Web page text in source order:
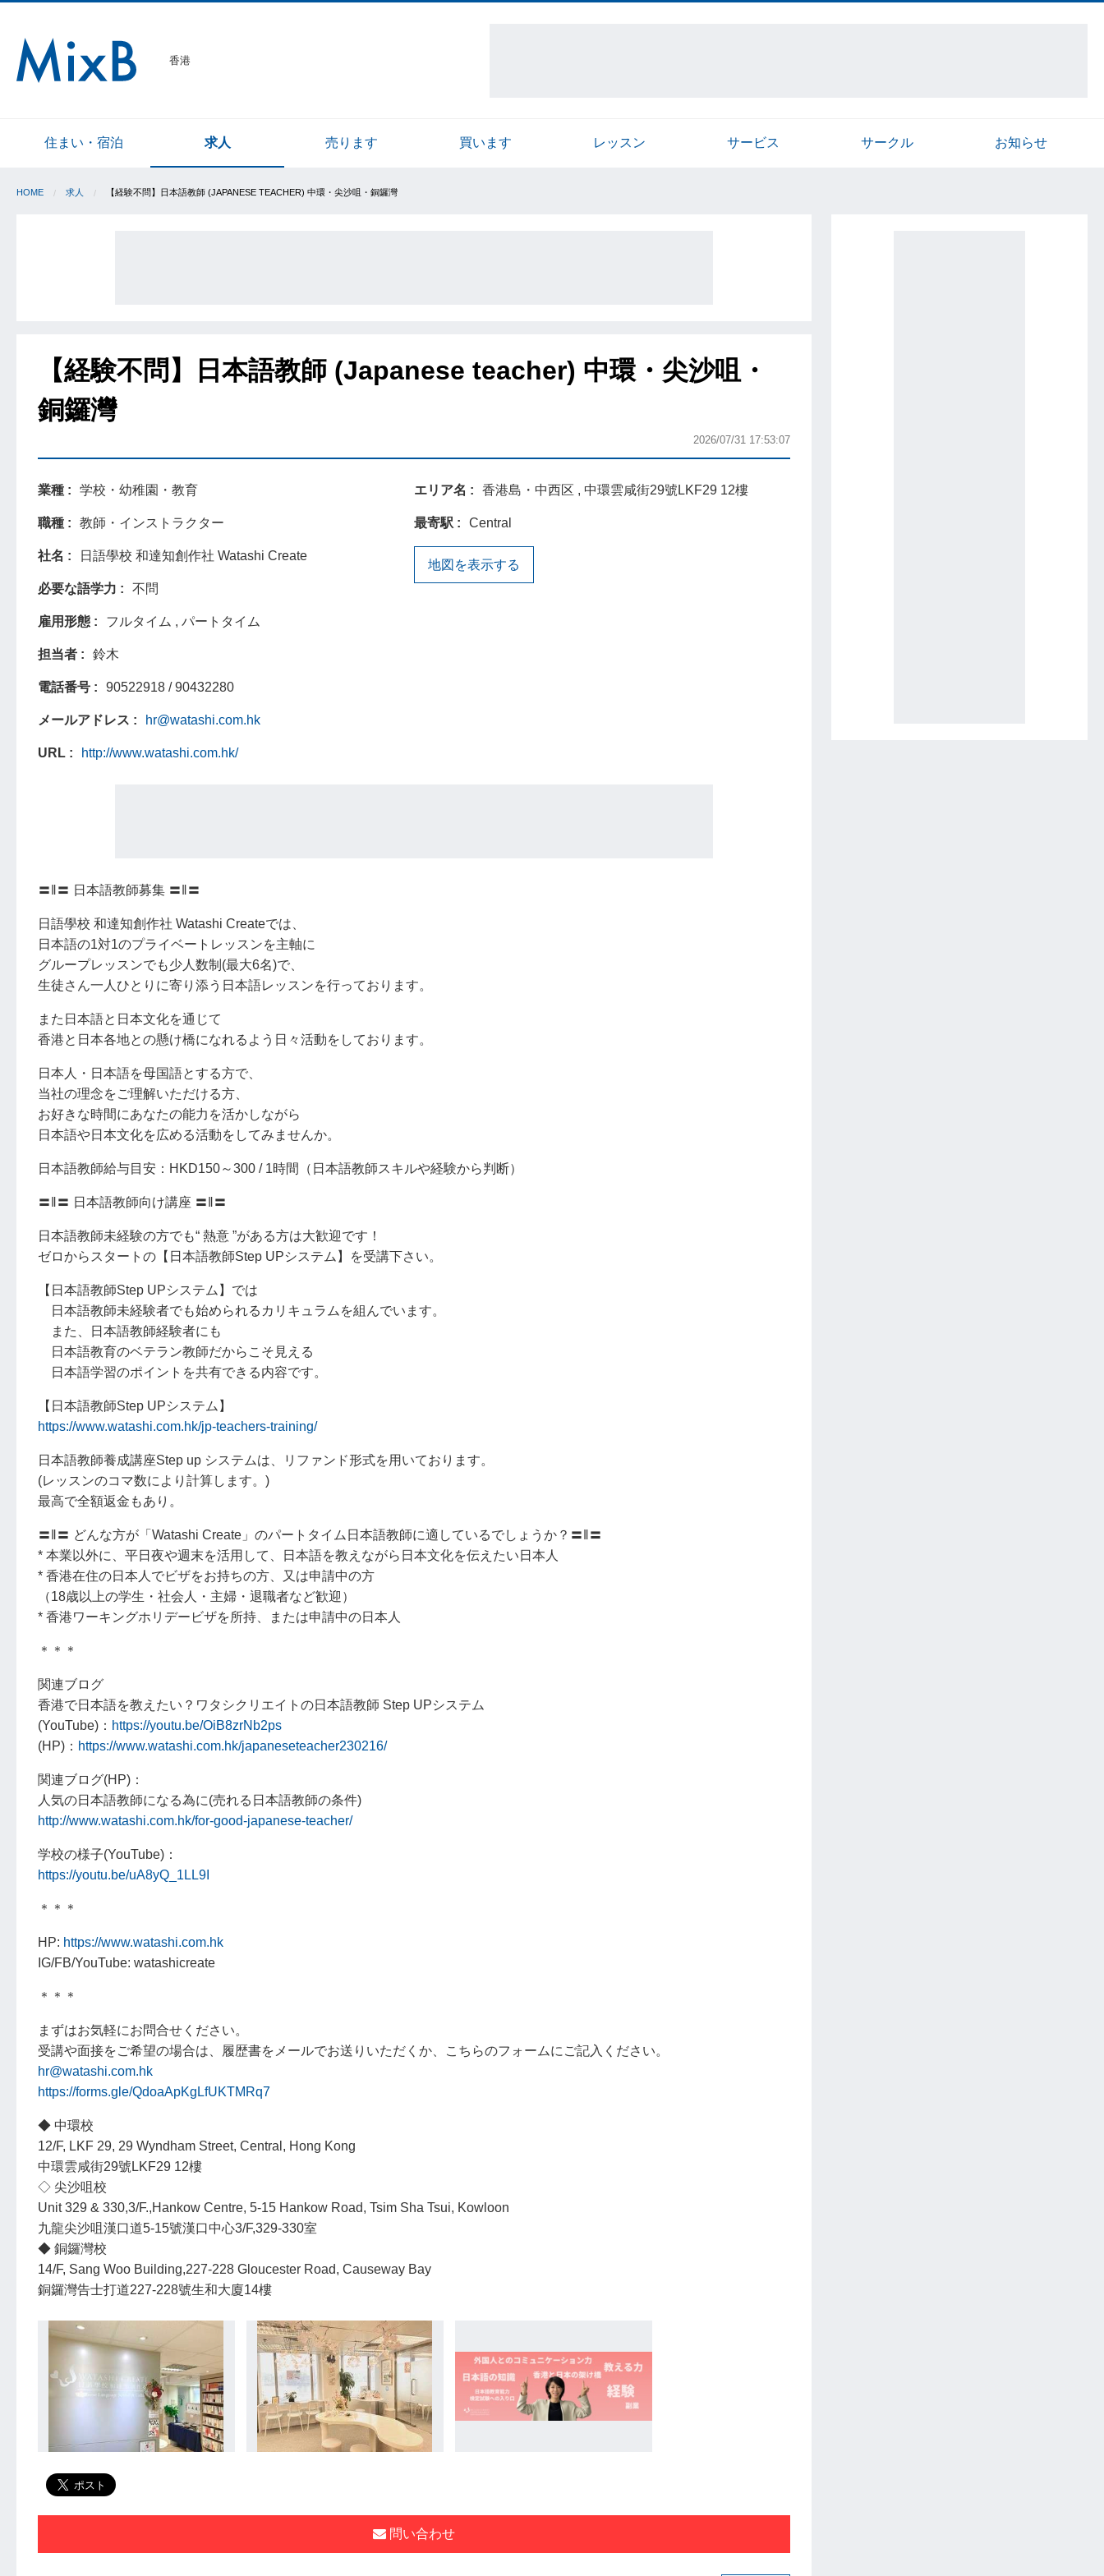
香港
住まい・宿泊 求人 売ります 買います レッスン サービス サークル お知らせ
HOME 求人 【経験不問】日本語教師 (JAPANESE TEACHER) 中環・尖沙咀・銅鑼灣
【経験不問】日本語教師 (Japanese teacher) 中環・尖沙咀・
銅鑼灣
2026/07/31 17:53:07
業種 学校・幼稚園・教育
職種 教師・インストラクター
社名 日語學校 和達知創作社 Watashi Create
必要な語学力 不問
雇用形態 フルタイム , パートタイム
担当者 鈴木
電話番号 90522918 / 90432280
メールアドレス hr@watashi.com.hk
URL http://www.watashi.com.hk/
エリア名 香港島・中西区 , 中環雲咸街29號LKF29 12樓
最寄駅 Central
地図を表示する
〓‖〓 日本語教師募集 〓‖〓
日語學校 和達知創作社 Watashi Createでは、
日本語の1対1のプライベートレッスンを主軸に
グループレッスンでも少人数制(最大6名)で、
生徒さん一人ひとりに寄り添う日本語レッスンを行っております。
また日本語と日本文化を通じて
香港と日本各地との懸け橋になれるよう日々活動をしております。
日本人・日本語を母国語とする方で、
当社の理念をご理解いただける方、
お好きな時間にあなたの能力を活かしながら
日本語や日本文化を広める活動をしてみませんか。
日本語教師給与目安：HKD150～300 / 1時間（日本語教師スキルや経験から判断）
〓‖〓 日本語教師向け講座 〓‖〓
日本語教師未経験の方でも“ 熱意 ”がある方は大歓迎です！
ゼロからスタートの【日本語教師Step UPシステム】を受講下さい。
【日本語教師Step UPシステム】では
日本語教師未経験者でも始められるカリキュラムを組んでいます。
また、日本語教師経験者にも
日本語教育のベテラン教師だからこそ見える
日本語学習のポイントを共有できる内容です。
【日本語教師Step UPシステム】
https://www.watashi.com.hk/jp-teachers-training/
日本語教師養成講座Step up システムは、リファンド形式を用いております。
(レッスンのコマ数により計算します。)
最高で全額返金もあり。
〓‖〓 どんな方が「Watashi Create」のパートタイム日本語教師に適しているでしょうか？〓‖〓
* 本業以外に、平日夜や週末を活用して、日本語を教えながら日本文化を伝えたい日本人
* 香港在住の日本人でビザをお持ちの方、又は申請中の方
（18歳以上の学生・社会人・主婦・退職者など歓迎）
* 香港ワーキングホリデービザを所持、または申請中の日本人
＊＊＊
関連ブログ
香港で日本語を教えたい？ワタシクリエイトの日本語教師 Step UPシステム
(YouTube)： https://youtu.be/OiB8zrNb2ps
(HP)： https://www.watashi.com.hk/japaneseteacher230216/
関連ブログ(HP)：
人気の日本語教師になる為に(売れる日本語教師の条件)
http://www.watashi.com.hk/for-good-japanese-teacher/
学校の様子(YouTube)：
https://youtu.be/uA8yQ_1LL9I
＊＊＊
HP: https://www.watashi.com.hk
IG/FB/YouTube: watashicreate
＊＊＊
まずはお気軽にお問合せください。
受講や面接をご希望の場合は、履歴書をメールでお送りいただくか、こちらのフォームにご記入ください。
hr@watashi.com.hk
https://forms.gle/QdoaApKgLfUKTMRq7
◆ 中環校
12/F, LKF 29, 29 Wyndham Street, Central, Hong Kong
中環雲咸街29號LKF29 12樓
◇ 尖沙咀校
Unit 329 & 330,3/F.,Hankow Centre, 5-15 Hankow Road, Tsim Sha Tsui, Kowloon
九龍尖沙咀漢口道5‐15號漢口中心3/F,329-330室
◆ 銅鑼灣校
14/F, Sang Woo Building,227-228 Gloucester Road, Causeway Bay
銅鑼灣告士打道227-228號生和大廈14樓
問い合わせ